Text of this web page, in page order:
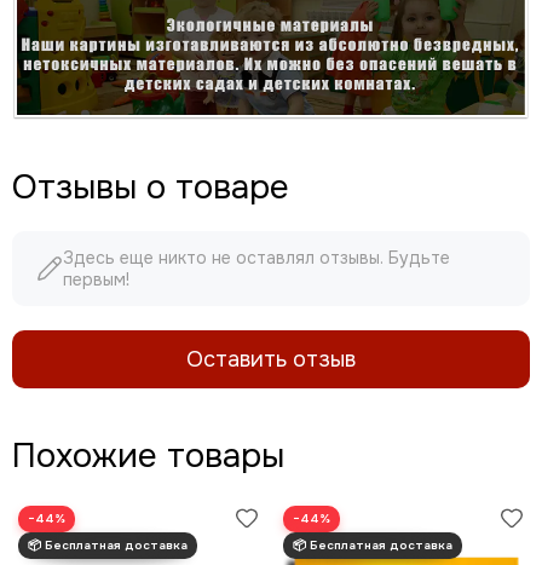
Отзывы о товаре
Здесь еще никто не оставлял отзывы. Будьте
первым!
Оставить отзыв
Похожие товары
−44% −44%